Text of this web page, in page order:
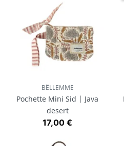
BËLLEMME
Pochette Mini Sid | Java
desert
Prix
17,00 €